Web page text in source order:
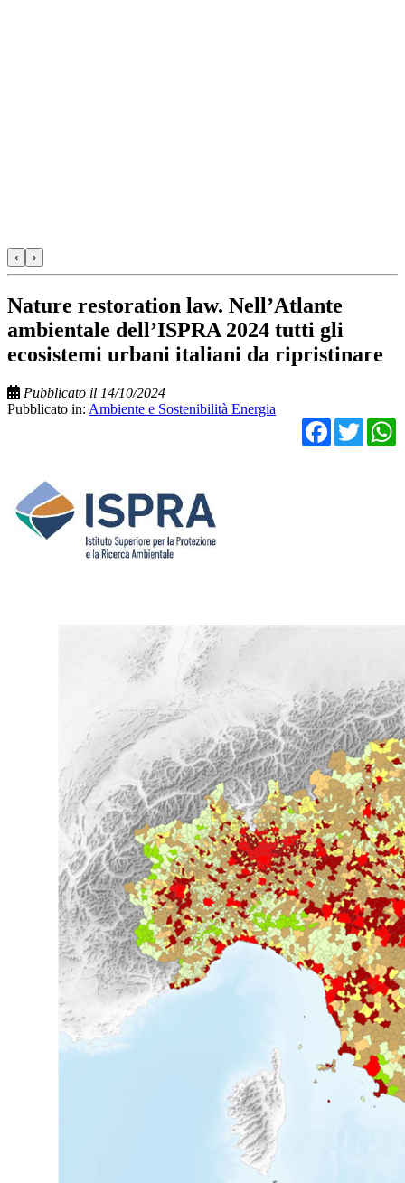
‹ ›
Nature restoration law. Nell’Atlante
ambientale dell’ISPRA 2024 tutti gli
ecosistemi urbani italiani da ripristinare
Pubblicato il 14/10/2024
Pubblicato in: Ambiente e Sostenibilità Energia